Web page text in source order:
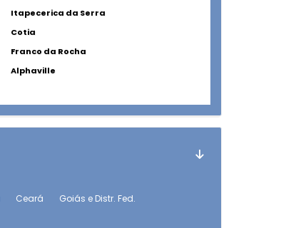
Itapecerica da Serra
Cotia
Franco da Rocha
Alphaville
Ceará Goiás e Distr. Fed.